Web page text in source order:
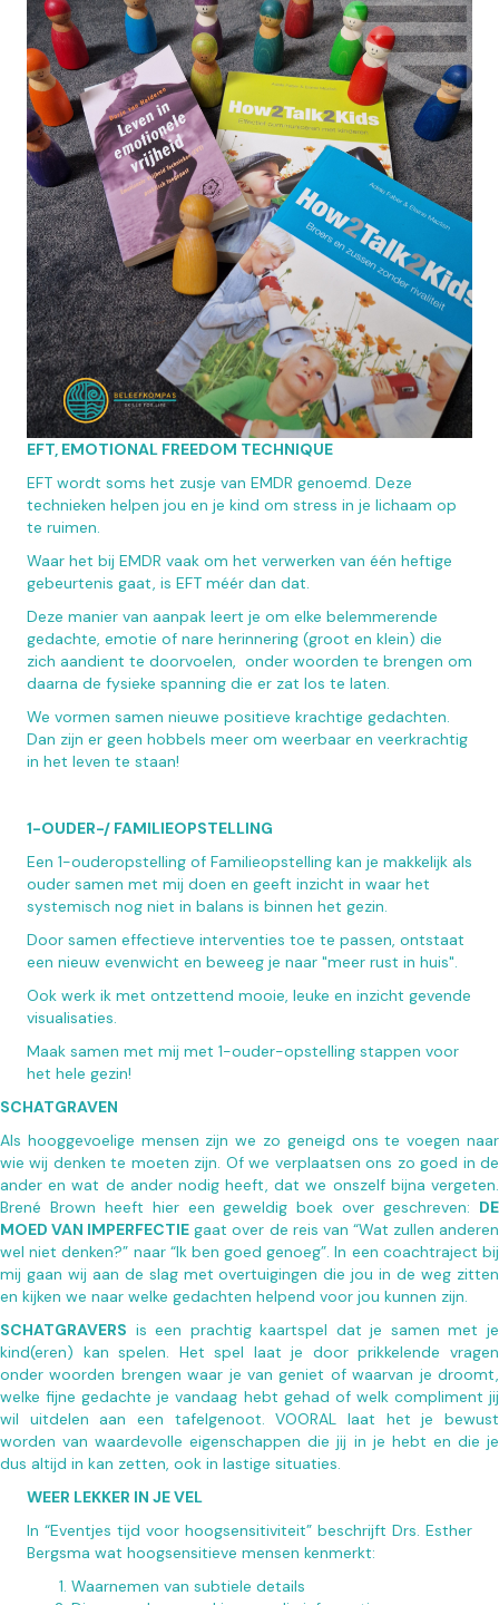
EFT, EMOTIONAL FREEDOM TECHNIQUE
EFT wordt soms het zusje van EMDR genoemd. Deze
technieken helpen jou en je kind om stress in je lichaam op
te ruimen.
Waar het bij EMDR vaak om het verwerken van één heftige
gebeurtenis gaat, is EFT méér dan dat.
Deze manier van aanpak leert je om elke belemmerende
gedachte, emotie of nare herinnering (groot en klein) die
zich aandient te doorvoelen, onder woorden te brengen om
daarna de fysieke spanning die er zat los te laten.
We vormen samen nieuwe positieve krachtige gedachten.
Dan zijn er geen hobbels meer om weerbaar en veerkrachtig
in het leven te staan!
1-OUDER-/ FAMILIEOPSTELLING
Een 1-ouderopstelling of Familieopstelling kan je makkelijk als
ouder samen met mij doen en geeft inzicht in waar het
systemisch nog niet in balans is binnen het gezin.
Door samen effectieve interventies toe te passen, ontstaat
een nieuw evenwicht en beweeg je naar "meer rust in huis".
Ook werk ik met ontzettend mooie, leuke en inzicht gevende
visualisaties.
Maak samen met mij met 1-ouder-opstelling stappen voor
het hele gezin!
SCHATGRAVEN
Als hooggevoelige mensen zijn we zo geneigd ons te voegen naar
wie wij denken te moeten zijn. Of we verplaatsen ons zo goed in de
ander en wat de ander nodig heeft, dat we onszelf bijna vergeten.
Brené Brown heeft hier een geweldig boek over geschreven: DE
MOED VAN IMPERFECTIE gaat over de reis van “Wat zullen anderen
wel niet denken?” naar “Ik ben goed genoeg”. In een coachtraject bij
mij gaan wij aan de slag met overtuigingen die jou in de weg zitten
en kijken we naar welke gedachten helpend voor jou kunnen zijn.
SCHATGRAVERS is een prachtig kaartspel dat je samen met je
kind(eren) kan spelen. Het spel laat je door prikkelende vragen
onder woorden brengen waar je van geniet of waarvan je droomt,
welke fijne gedachte je vandaag hebt gehad of welk compliment jij
wil uitdelen aan een tafelgenoot. VOORAL laat het je bewust
worden van waardevolle eigenschappen die jij in je hebt en die je
dus altijd in kan zetten, ook in lastige situaties.
WEER LEKKER IN JE VEL
In “Eventjes tijd voor hoogsensitiviteit” beschrijft Drs. Esther
Bergsma wat hoogsensitieve mensen kenmerkt:
Waarnemen van subtiele details